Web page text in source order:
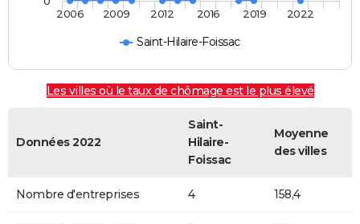
Saint-Hilaire-Foissac
2006 2009 2012 2016 2019 2022
Les villes où le taux de chômage est le plus élevé
Données 2022
Saint-
Hilaire-
Foissac
Moyenne
des villes
Nombre d'entreprises 4 158,4